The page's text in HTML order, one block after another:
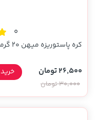
0
کره پاستوریزه میهن 20 گرمی
26,500 تومان
30,000 تومان
خرید